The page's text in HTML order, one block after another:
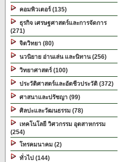
คอมพิวเตอร์ (135)
ธุรกิจ เศรษฐศาสตร์และการจัดการ
(271)
จิตวิทยา (80)
นวนิยาย อ่านเล่น และนิทาน (256)
วิทยาศาสตร์ (100)
ประวัติศาสตร์และอัตชีวประวัติ (372)
ศาสนาและปรัชญา (99)
ศิลปะและวัฒนธรรม (78)
เทคโนโลยี วิศวกรรม อุตสาหกรรม
(254)
โทรคมนาคม (2)
ทั่วไป (144)